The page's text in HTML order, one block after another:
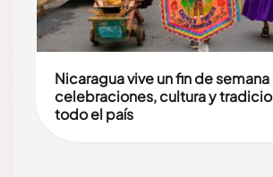
Nicaragua vive un fin de
celebraciones, cultura y
todo el país